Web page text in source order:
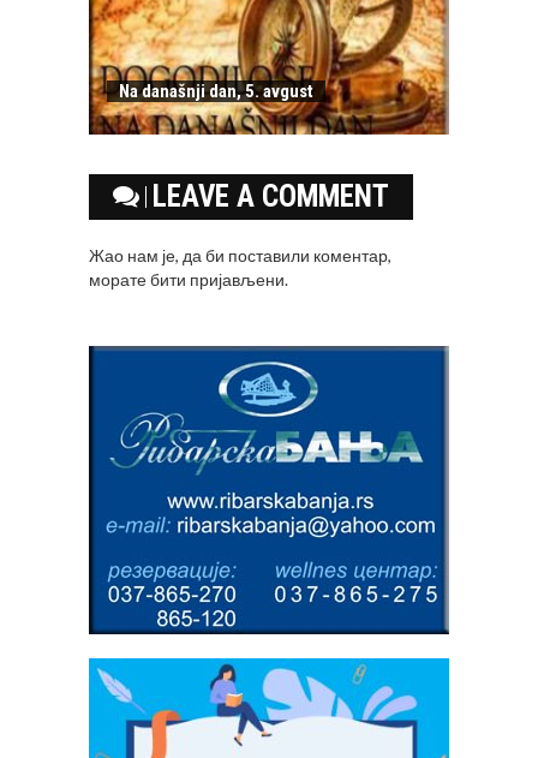
Na današnji dan, 5. avgust
LEAVE A COMMENT
Жао нам је, да би поставили коментар,
моратебити пријављени.